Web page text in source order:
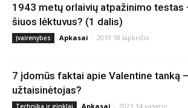
1943 metų orlaivių atpažinimo testas
šiuos lėktuvus? (1 dalis)
Įvairenybės Apkasai - 2019 18 lapkričio
7 įdomūs faktai apie Valentine tanką
užtaisinėtojas?
Technika ir ginklai Apkasai - 2021 14 vasario